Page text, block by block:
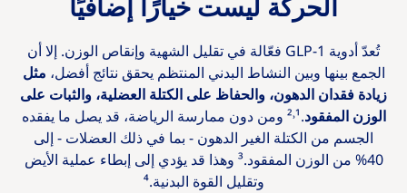
تُعدّ أدوية GLP-1 فعّالة في تقليل الشهية وإنقاص الوزن. إلا أن
الجمع بينها وبين النشاط البدني المنتظم يحقق نتائج أفضل، مثل
زيادة فقدان الدهون، والحفاظ على الكتلة العضلية، والثبات على
الوزن المفقود
.¹˒² ومن دون ممارسة الرياضة، قد يصل ما يفقده
الجسم من الكتلة الغير الدهون - بما في ذلك العضلات - إلى
40% من الوزن المفقود.³ وهذا قد يؤدي إلى إبطاء عملية الأيض
وتقليل القوة البدنية.⁴